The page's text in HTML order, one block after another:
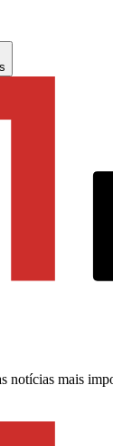
notícias mais